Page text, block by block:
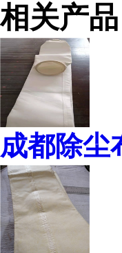
相关产品
成都除尘